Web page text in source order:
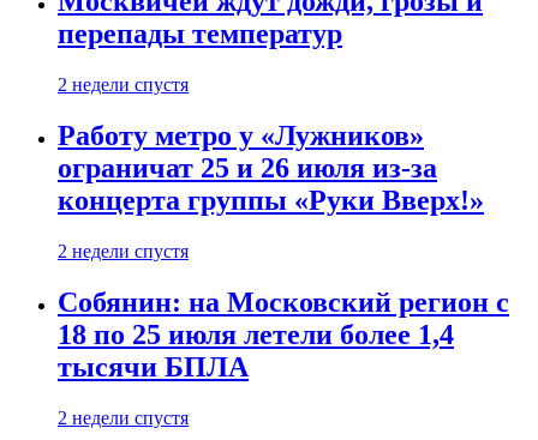
перепады температур
2 недели спустя
Работу метро у «Лужников»
ограничат 25 и 26 июля из-за
концерта группы «Руки Вверх!»
2 недели спустя
Собянин: на Московский регион с
18 по 25 июля летели более 1,4
тысячи БПЛА
2 недели спустя